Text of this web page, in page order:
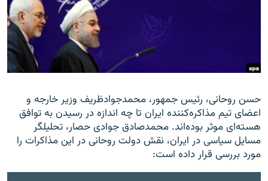
حسن روحانی، رئیس جمهور، محمدجوادظریف وزیر خارجه و
اعضای تیم‌ مذاکره‌کننده ایران تا چه اندازه در رسیدن به توافق
هسته‌ای موثر بود‌ه‌اند. محمدصادق جوادی حصار، تحلیلگر
مسایل سیاسی در ایران، نقش دولت روحانی در این مذاکرات را
مورد بررسی قرار داده است: